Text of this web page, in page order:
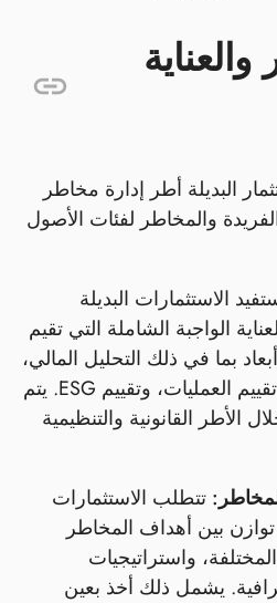
البديلة أطر إدارة مخاطر
والمخاطر لفئات الأصول
الاستثمارات البديلة
الواجبة الشاملة التي تقيم
بما في ذلك التحليل المالي،
مراجعة الهيكل القانوني، تقييم العمليات، وتقييم ESG. يتم
الأطر القانونية والتنظيمية
تتطلب الاستثمارات
توازن بين أهداف المخاطر
واستراتيجيات
يشمل ذلك أخذ بعين